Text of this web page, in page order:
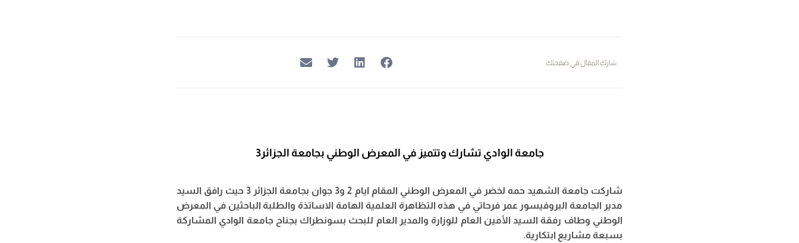
شارك المقال في صفحتك
جامعة الوادي تشارك وتتميز في المعرض الوطني بجامعة الجزائر3
شاركت جامعة الشهيد حمه لخضر في المعرض الوطني المقام ايام 2 و3 جوان بجامعة الجزائر 3 حيث رافق السيد
مدير الجامعة البروفيسور عمر فرحاتي في هذه التظاهرة العلمية الهامة الاساتذة والطلبة الباحثين في المعرض
الوطني وطاف رفقة السيد الأمين العام للوزارة والمدير العام للبحث بسونطراك بجناح جامعة الوادي المشاركة
بسبعة مشاريع ابتكارية.